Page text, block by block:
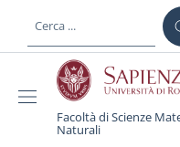
al contenuto
Facoltà di Scienze
Naturali